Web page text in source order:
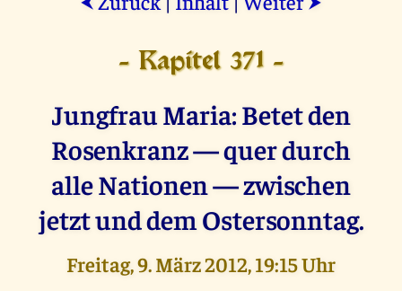
- Kapitel 371 -
Jungfrau Maria: Betet den
Rosenkranz — quer durch
alle Nationen — zwischen
jetzt und dem Ostersonntag.
Freitag, 9. März 2012, 19:15 Uhr